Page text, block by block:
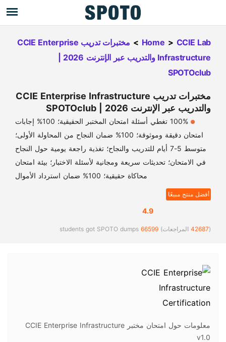
Home > CCIE Lab
>
مختبرات تدريب CCIE Enterprise
SPOTOclub
مختبرات تدريب CCIE Enterprise Infrastructure
والتدريب عبر الإنترنت 2026 | SPOTOclub
100% تغطي أسئلة امتحان المختبر الحقيقية؛ 100% إجابات
امتحان دقيقة وموثوقة؛ 100% ضمان النجاح من المحاولة الأولى؛
متوسط 5-7 أيام للتدريب والنجاح؛ تغذية راجعة يومية حول النجاح
في الامتحان؛ تحديثات سريعة ومجانية لأسئلة الاختبار؛ بيئة امتحان
محاكاة حقيقية؛ 100% ضمان استرداد الأموال
أفضل منتج مبيعًا
4.9
(
42687 المراجعات)
معلومات حول امتحان مختبر CCIE Enterprise Infrastructure
v1.0